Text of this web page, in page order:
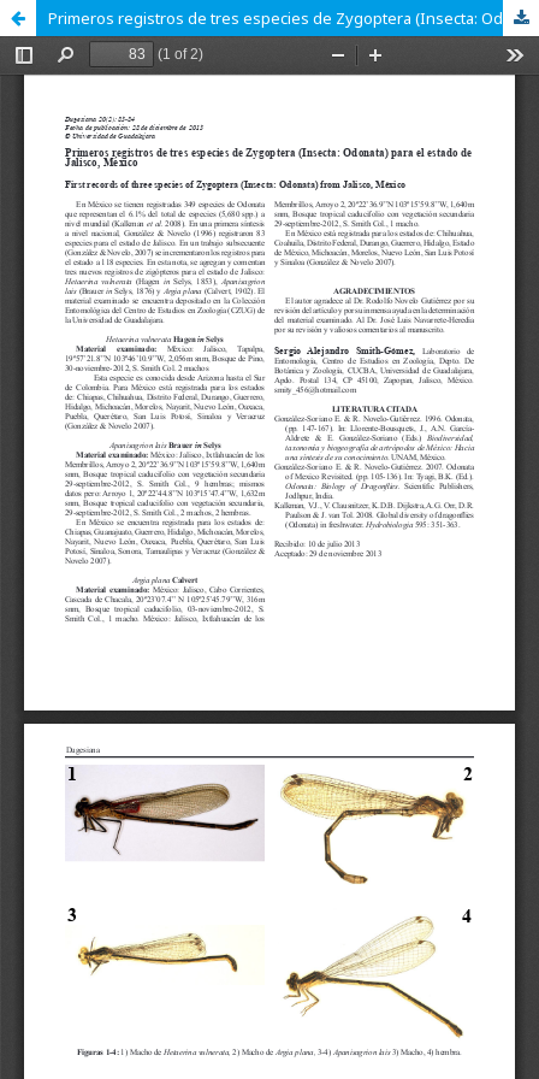
Primeros registros de tres especies de Zygoptera (Insecta: Odonata) para el estado de Jalisco, México